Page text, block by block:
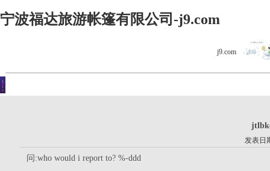
宁波福达旅游帐篷有限公司-j9.com
j9.com
发表日
问:who would i report to? %-ddd